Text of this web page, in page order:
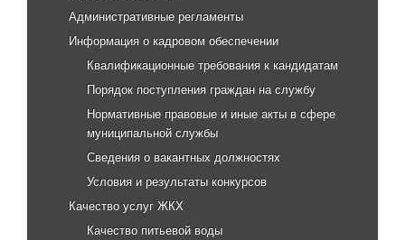
Административные регламенты
Информация о кадровом обеспечении
Квалификационные требования к кандидатам
Порядок поступления граждан на службу
Нормативные правовые и иные акты в сфере
муниципальной службы
Сведения о вакантных должностях
Условия и результаты конкурсов
Качество услуг ЖКХ
Качество питьевой воды